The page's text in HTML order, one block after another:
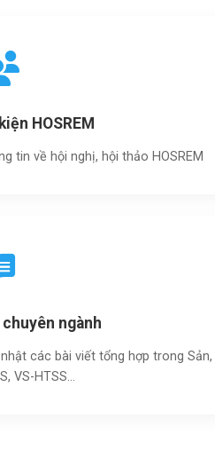
HOSREM
tin về hội nghị, hội thảo HOSREM
ngành
các bài viết tổng hợp trong Sản,
VS-HTSS...